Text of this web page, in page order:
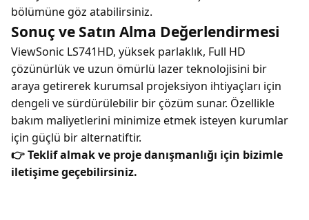
bölümüne göz atabilirsiniz.
Sonuç ve Satın Alma Değerlendirmesi
ViewSonic LS741HD, yüksek parlaklık, Full HD
çözünürlük ve uzun ömürlü lazer teknolojisini bir
araya getirerek kurumsal projeksiyon ihtiyaçları için
dengeli ve sürdürülebilir bir çözüm sunar. Özellikle
bakım maliyetlerini minimize etmek isteyen kurumlar
için güçlü bir alternatiftir.
👉 Teklif almak ve proje danışmanlığı için bizimle
iletişime geçebilirsiniz.